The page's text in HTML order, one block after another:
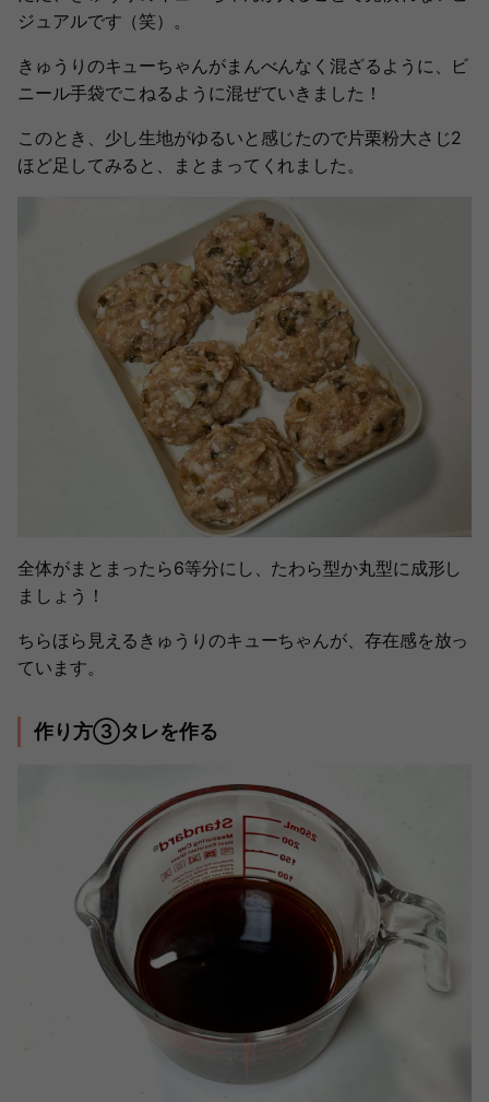
ジュアルです（笑）。
きゅうりのキューちゃんがまんべんなく混ざるように、ビ
ニール手袋でこねるように混ぜていきました！
このとき、少し生地がゆるいと感じたので片栗粉大さじ2
ほど足してみると、まとまってくれました。
全体がまとまったら6等分にし、たわら型か丸型に成形し
ましょう！
ちらほら見えるきゅうりのキューちゃんが、存在感を放っ
ています。
作り方③タレを作る